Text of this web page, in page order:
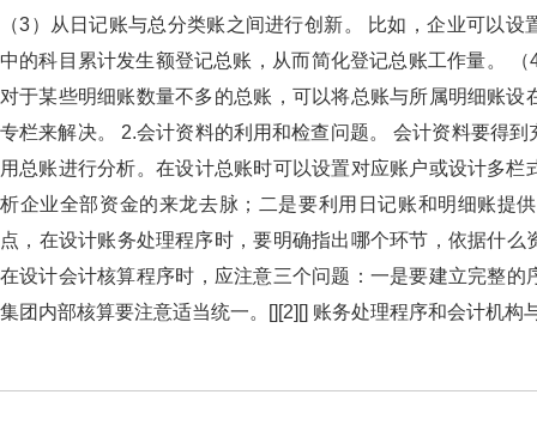
（3）从日记账与总分类账之间进行创新。 比如，企业可以
中的科目累计发生额登记总账，从而简化登记总账工作量。 （
对于某些明细账数量不多的总账，可以将总账与所属明细账设在
专栏来解决。 2.会计资料的利用和检查问题。 会计资料要得到充
用总账进行分析。在设计总账时可以设置对应账户或设计多栏式总
析企业全部资金的来龙去脉；二是要利用日记账和明细账提供
点，在设计账务处理程序时，要明确指出哪个环节，依据什么
在设计会计核算程序时，应注意三个问题：一是要建立完整
集团内部核算要注意适当统一。[][2][] 账务处理程序和会计机